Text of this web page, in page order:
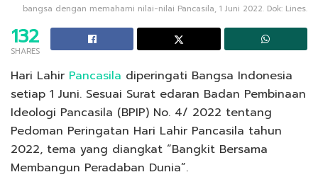
bangsa dengan memahami nilai-nilai Pancasila, 1 Juni 2022. Dok: Lines.
132
SHARES
Hari Lahir Pancasila diperingati Bangsa Indonesia
setiap 1 Juni. Sesuai Surat edaran Badan Pembinaan
Ideologi Pancasila (BPIP) No. 4/ 2022 tentang
Pedoman Peringatan Hari Lahir Pancasila tahun
2022, tema yang diangkat “Bangkit Bersama
Membangun Peradaban Dunia”.